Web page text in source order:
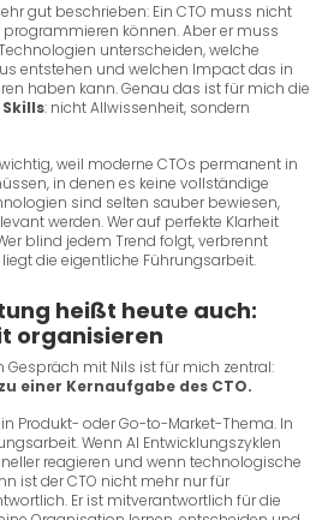
gut beschrieben: Ein CTO muss nicht
können. Aber er muss
unterscheiden, welche
entstehen und welchen Impact das in
haben kann. Genau das ist für mich die
Skills: nicht Allwissenheit, sondern
weil moderne CTOs permanent in
in denen es keine vollständige
sind selten sauber bewiesen,
werden. Wer auf perfekte Klarheit
blind jedem Trend folgt, verbrennt
die eigentliche Führungsarbeit.
heißt heute auch:
organisieren
Gespräch mit Nils ist für mich zentral:
einer Kernaufgabe des CTO.
Produkt- oder Go-to-Market-Thema. In
Wenn AI Entwicklungszyklen
reagieren und wenn technologische
ist der CTO nicht mehr nur für
Er ist mitverantwortlich für die